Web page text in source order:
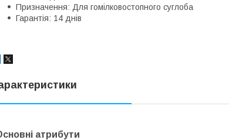
Призначення: Для гомілковостопного суглоба
Гарантія: 14 днів
атрибути